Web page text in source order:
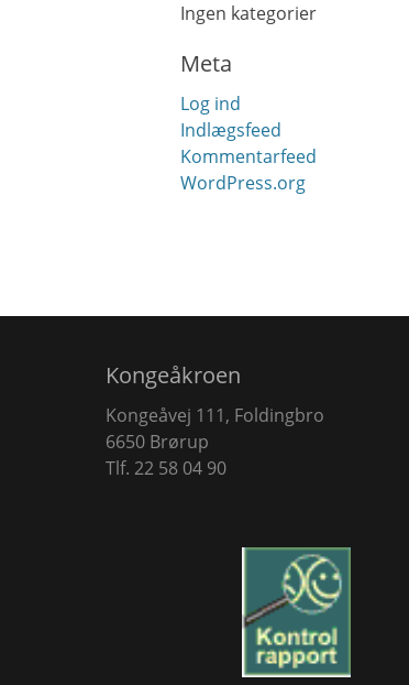
Ingen kategorier
Meta
Log ind
Indlægsfeed
Kommentarfeed
WordPress.org
Kongeåkroen
Kongeåvej 111, Foldingbro
6650 Brørup
Tlf. 22 58 04 90